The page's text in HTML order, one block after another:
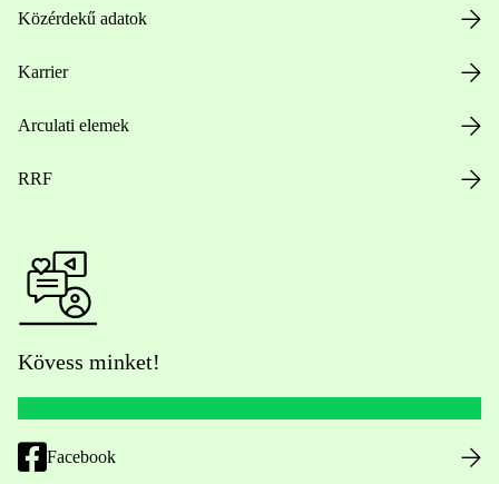
Közérdekű adatok
Karrier
Arculati elemek
RRF
Kövess minket!
Facebook